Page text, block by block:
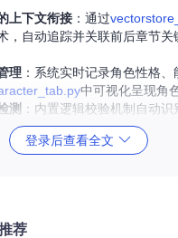
上下文衔接 ：通过
，自动追踪并关联前后章节关
理 ：系统实时记录角色性格
中可视化呈现角
测 ：内置逻辑校验机制自动识
题，通过
登录后查看全文
荐